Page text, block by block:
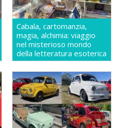
Cabala, cartomanzia,
magia, alchimia: viaggio
nel misterioso mondo
della letteratura esoterica